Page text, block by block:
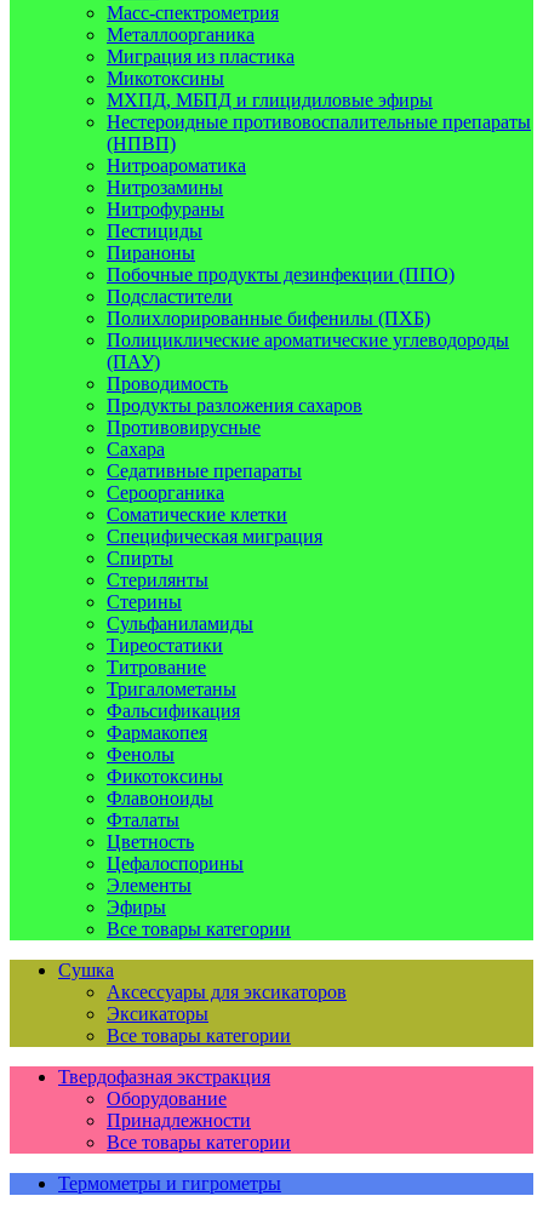
Масс-спектрометрия
Металлоорганика
Миграция из пластика
Микотоксины
МХПД, МБПД и глицидиловые эфиры
Нестероидные противовоспалительные препараты
(НПВП)
Нитроароматика
Нитрозамины
Нитрофураны
Пестициды
Пираноны
Побочные продукты дезинфекции (ППО)
Подсластители
Полихлорированные бифенилы (ПХБ)
Полициклические ароматические углеводороды
(ПАУ)
Проводимость
Продукты разложения сахаров
Противовирусные
Сахара
Седативные препараты
Сероорганика
Соматические клетки
Специфическая миграция
Спирты
Стерилянты
Стерины
Сульфаниламиды
Тиреостатики
Титрование
Тригалометаны
Фальсификация
Фармакопея
Фенолы
Фикотоксины
Флавоноиды
Фталаты
Цветность
Цефалоспорины
Элементы
Эфиры
Все товары категории
Сушка
Аксессуары для эксикаторов
Эксикаторы
Все товары категории
Твердофазная экстракция
Оборудование
Принадлежности
Все товары категории
Термометры и гигрометры